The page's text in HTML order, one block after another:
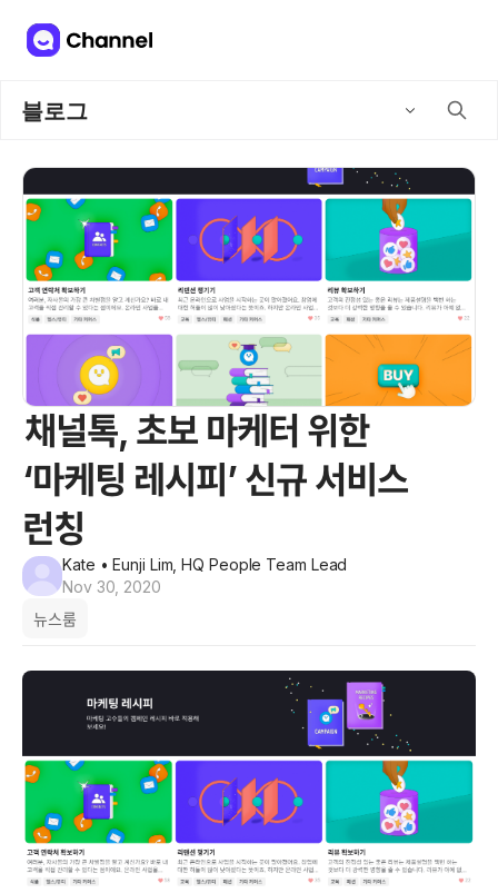
블로그
채널톡, 초보 마케터 위한
‘마케팅 레시피’ 신규 서비스
런칭
Kate • Eunji Lim, HQ People Team Lead
Nov 30, 2020
뉴스룸